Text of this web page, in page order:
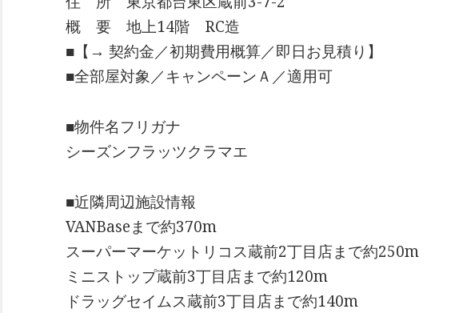
概 要 地上14階 RC造
■【→ 契約金／初期費用概算／即日お見積り】
■全部屋対象／キャンペーンＡ／適用可
■物件名フリガナ
シーズンフラッツクラマエ
■近隣周辺施設情報
VANBaseまで約370m
スーパーマーケットリコス蔵前2丁目店まで約250m
ミニストップ蔵前3丁目店まで約120m
ドラッグセイムス蔵前3丁目店まで約140m